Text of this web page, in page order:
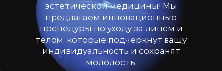
эстетической медицины! Мы
предлагаем инновационные
процедуры по уходу за лицом и
телом, которые подчеркнут вашу
индивидуальность и сохранят
молодость.